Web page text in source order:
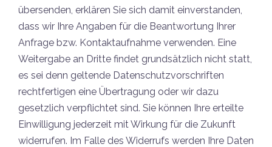
übersenden, erklären Sie sich damit einverstanden,
dass wir Ihre Angaben für die Beantwortung Ihrer
Anfrage bzw. Kontaktaufnahme verwenden. Eine
Weitergabe an Dritte findet grundsätzlich nicht statt,
es sei denn geltende Datenschutzvorschriften
rechtfertigen eine Übertragung oder wir dazu
gesetzlich verpflichtet sind. Sie können Ihre erteilte
Einwilligung jederzeit mit Wirkung für die Zukunft
widerrufen. Im Falle des Widerrufs werden Ihre Daten